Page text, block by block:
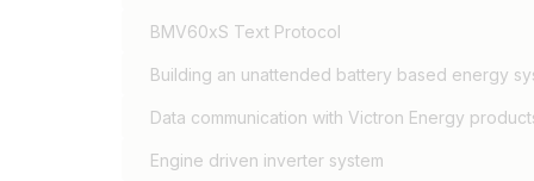
BMV60xS Text Protocol
Building an unattended battery based energy
Data communication with Victron Energy
Engine driven inverter system